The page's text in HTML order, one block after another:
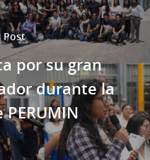
Post
por su gran
durante la